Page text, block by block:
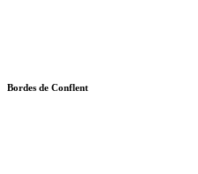
Bordes de Conflent